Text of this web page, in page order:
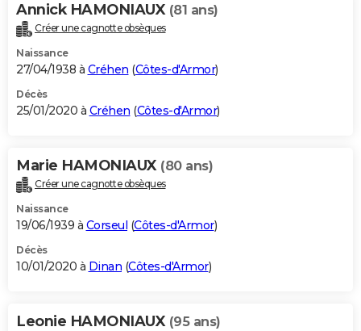
Annick HAMONIAUX (81 ans)
Créer une cagnotte obsèques
Naissance
27/04/1938 à Créhen (Côtes-d'Armor)
Décès
25/01/2020 à Créhen (Côtes-d'Armor)
Marie HAMONIAUX (80 ans)
Créer une cagnotte obsèques
Naissance
19/06/1939 à Corseul (Côtes-d'Armor)
Décès
10/01/2020 à Dinan (Côtes-d'Armor)
Leonie HAMONIAUX (95 ans)